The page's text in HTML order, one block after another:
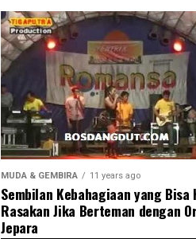
MUDA & GEMBIRA 11 years ago
Sembilan Kebahagiaan yang Bisa
Rasakan Jika Berteman dengan
Jepara